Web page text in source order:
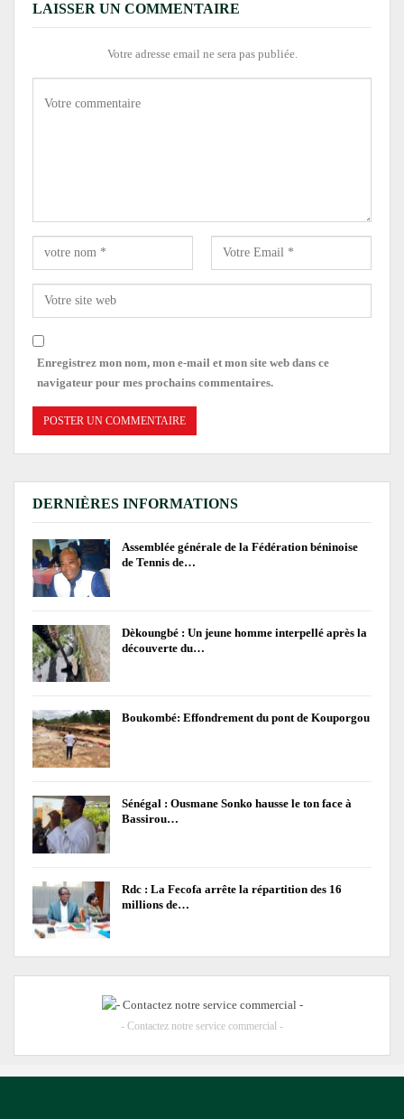
LAISSER UN COMMENTAIRE
Votre adresse email ne sera pas publiée.
Enregistrez mon nom, mon e-mail et mon site web dans ce
navigateur pour mes prochains commentaires.
DERNIÈRES INFORMATIONS
Assemblée générale de la Fédération béninoise
de Tennis de…
Dèkoungbé : Un jeune homme interpellé après la
découverte du…
Boukombé: Effondrement du pont de Kouporgou
Sénégal : Ousmane Sonko hausse le ton face à
Bassirou…
Rdc : La Fecofa arrête la répartition des 16
millions de…
- Contactez notre service commercial -